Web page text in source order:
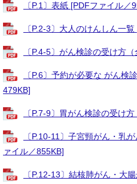
〔P.1〕表紙 [PDFファイル／
〔P.2-3〕大人のけんしん一
〔P.4-5〕がん検診の受け方
〔P.6〕予約が必要な がん検
479KB]
〔P.7-9〕胃がん検診の受け
〔P.10-11〕子宮頸がん・乳
ァイル／855KB]
〔P.12-13〕結核肺がん・大